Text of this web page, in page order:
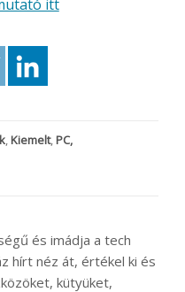
itt
,Kiemelt,PC,
és imádja a tech
hírt néz át, értékel ki és
kütyüket,